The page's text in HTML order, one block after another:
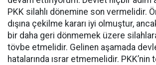
PKK silahlı dönemine son vermelidir.
dışına çekilme kararı iyi olmuştur,
bir daha geri dönmemek üzere
tövbe etmelidir. Gelinen aşamada
hatalarında ısrar etmemelidir.